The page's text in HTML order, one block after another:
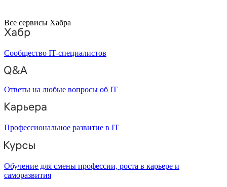
Все сервисы Хабра
Сообщество IT-специалистов
Ответы на любые вопросы об IT
Профессиональное развитие в IT
Обучение для смены профессии, роста в карьере и
саморазвития